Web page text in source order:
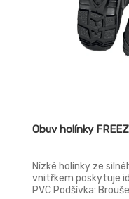
Obuv holínky
Nízké holínky ze
vnitřkem poskytuje
PVC Podšívka: